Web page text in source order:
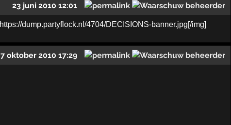
23 juni 2010 12:01
7 oktober 2010 17:29